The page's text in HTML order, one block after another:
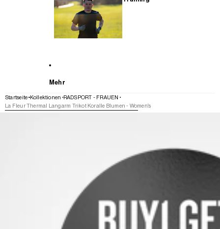
Mehr
Startseite Kollektionen RADSPORT - FRAUEN
La Fleur Thermal Langarm Trikot Koralle Blumen - Women's
WEITER ZU DEN PRODUKTINFORMATIONEN